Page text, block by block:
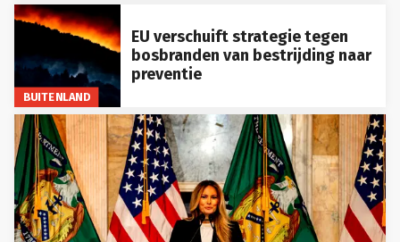
BUITENLAND
EU verschuift strategie tegen
bosbranden van bestrijding naar
preventie